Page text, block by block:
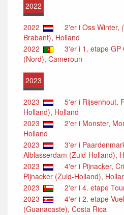
2022
2022 2'er i Oss Winter,
Brabant), Holland
2022
3'er i 1. etape GP
(Nord), Cameroun
2023
2023
5'er i Rijsenhout,
Holland), Holland
2023
2'er i Monster,
Holland
2023
3'er i
Alblasserdam (Zuid-Holland),
2023
4'er i Pijnacker,
Pijnacker (Zuid-Holland),
2023
2'er i 4. etape
2023
4'er i 2. etape
(Guanacaste), Costa Rica